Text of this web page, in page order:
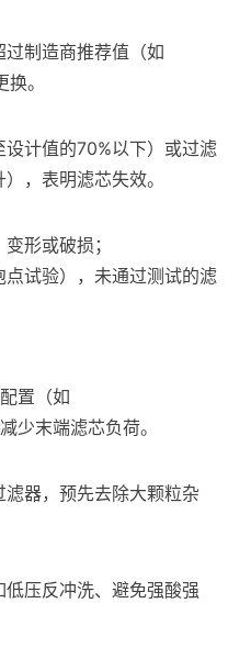
制造商推荐值（如
。
计值的70%以下）或过滤
，表明滤芯失效。
形或破损；
试验），未通过测试的滤
置（如
末端滤芯负荷。
器，预先去除大颗粒杂
压反冲洗、避免强酸强